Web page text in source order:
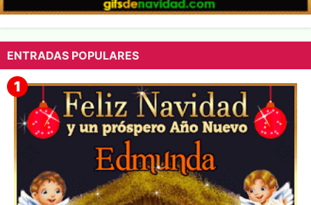
ENTRADAS POPULARES